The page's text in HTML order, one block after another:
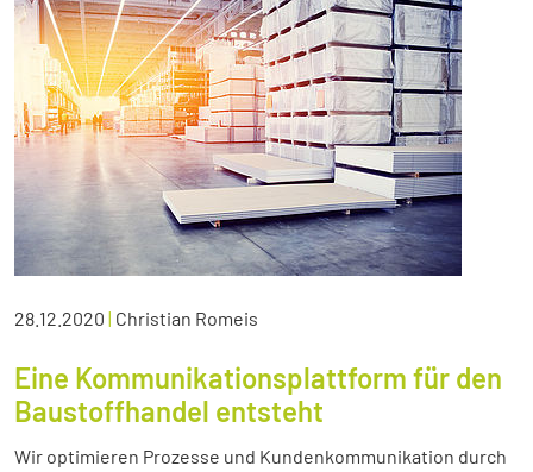
28.12.2020 | Christian Romeis
Eine Kommunikationsplattform für den
Baustoffhandel entsteht
Wir optimieren Prozesse und Kundenkommunikation durch